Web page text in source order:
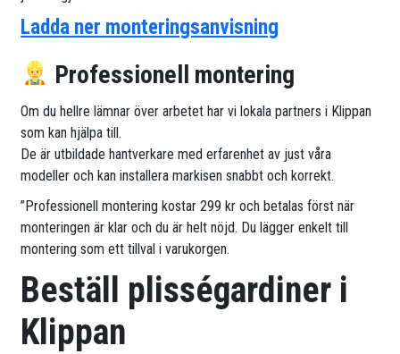
Ladda ner monteringsanvisning
Professionell montering
Om du hellre lämnar över arbetet har vi lokala partners i Klippan
som kan hjälpa till.
De är utbildade hantverkare med erfarenhet av just våra
modeller och kan installera markisen snabbt och korrekt.
”Professionell montering kostar 299 kr och betalas först när
monteringen är klar och du är helt nöjd. Du lägger enkelt till
montering som ett tillval i varukorgen.
Beställ plisségardiner i
Klippan